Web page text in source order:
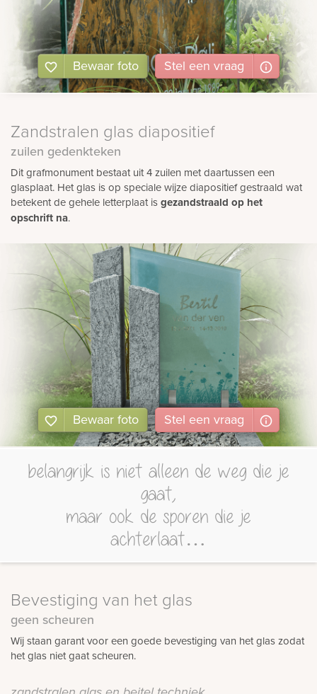
Bewaar foto Stel een vraag
Zandstralen glas diapositief
zuilen gedenkteken
Dit grafmonument bestaat uit 4 zuilen met daartussen een
glasplaat. Het glas is op speciale wijze diapositief gestraald wat
betekent de gehele letterplaat isgezandstraald op het
opschrift na.
Bewaar foto Stel een vraag
belangrijk is niet alleen de weg die je
gaat,
maar ook de sporen die je
achterlaat…
Bevestiging van het glas
geen scheuren
Wij staan garant voor een goede bevestiging van het glas zodat
het glas niet gaat scheuren.